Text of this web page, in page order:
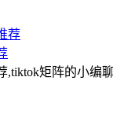
,tiktok矩阵的小编